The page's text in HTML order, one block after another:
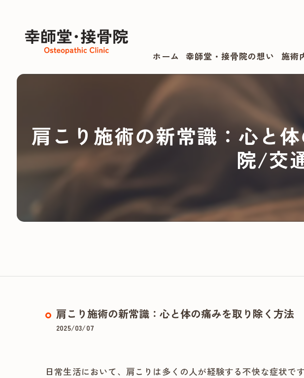
ホーム 幸師堂・接骨院の想い 施術
肩こり施術の新常識：心と
院/交
肩こり施術の新常識：心と体の痛みを取り除く方法
2025/03/07
日常生活において、肩こりは多くの人が経験する不快な症状